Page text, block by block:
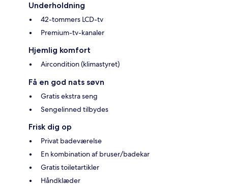
Underholdning
42-tommers LCD-tv
Premium-tv-kanaler
Hjemlig komfort
Aircondition (klimastyret)
Få en god nats søvn
Gratis ekstra seng
Sengelinned tilbydes
Frisk dig op
Privat badeværelse
En kombination af bruser/badekar
Gratis toiletartikler
Håndklæder